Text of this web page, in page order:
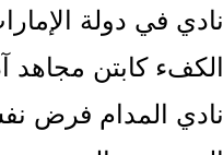
نادي في دولة
الكفء كابتن مجاهد
نادي المدام فرض